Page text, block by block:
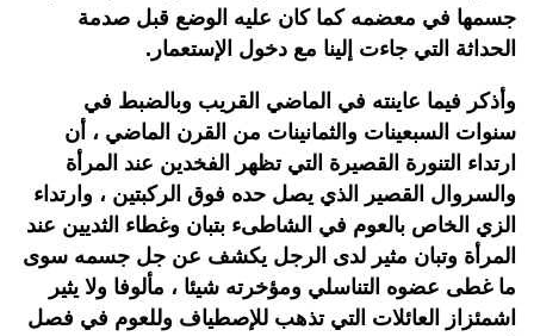
جسمها في معضمه كما كان عليه الوضع قبل صدمة
الحداثة التي جاءت إلينا مع دخول الإستعمار.
وأذكر فيما عاينته في الماضي القريب وبالضبط في
سنوات السبعينات والثمانينات من القرن الماضي ، أن
ارتداء التنورة القصيرة التي تظهر الفخدين عند المرأة
والسروال القصير الذي يصل حده فوق الركبتين ، وارتداء
الزي الخاص بالعوم في الشاطىء بتبان وغطاء الثديين عند
المرأة وتبان مثير لدى الرجل يكشف عن جل جسمه سوى
ما غطى عضوه التناسلي ومؤخرته شيئا ، مألوفا ولا يثير
اشمئزاز العائلات التي تذهب للإصطياف وللعوم في فصل